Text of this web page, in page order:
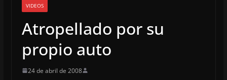
VIDEOS
Atropellado por su
propio auto
24 de abril de 2008